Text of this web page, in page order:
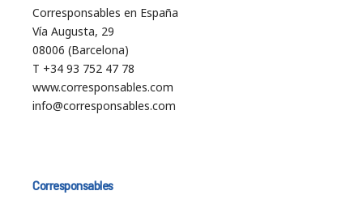
Corresponsables en España
Vía Augusta, 29
08006 (Barcelona)
T +34 93 752 47 78
www.corresponsables.com
info@corresponsables.com
Corresponsables